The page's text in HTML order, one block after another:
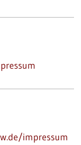
impressum